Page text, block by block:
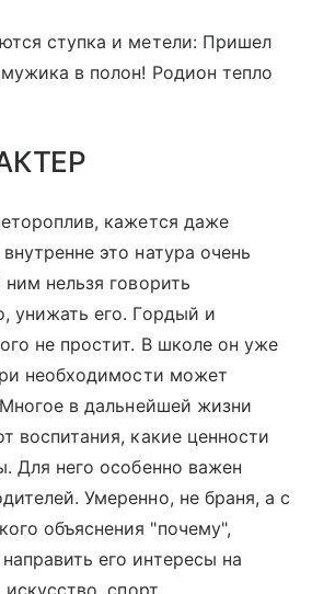
ступка и метели: Пришел
в полон! Родион тепло
кажется даже
это натура очень
нельзя говорить
унижать его. Гордый и
не простит. В школе он уже
необходимости может
в дальнейшей жизни
воспитания, какие ценности
Для него особенно важен
Умеренно, не браня, а с
объяснения "почему",
его интересы на
спорт.